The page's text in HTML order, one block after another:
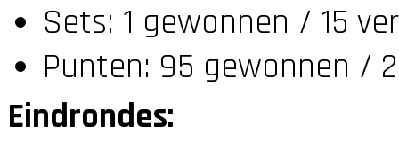
Sets: 1 gewonnen / 15
Punten: 95 gewonnen /
Eindrondes: